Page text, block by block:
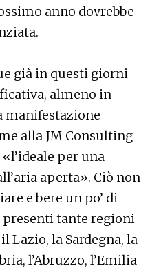
anno dovrebbe
già in questi giorni
almeno in
manifestazione
alla JM Consulting
per una
aperta». Ciò non
e bere un po’ di
presenti tante regioni
Lazio, la Sardegna, la
l’Abruzzo, l’Emilia